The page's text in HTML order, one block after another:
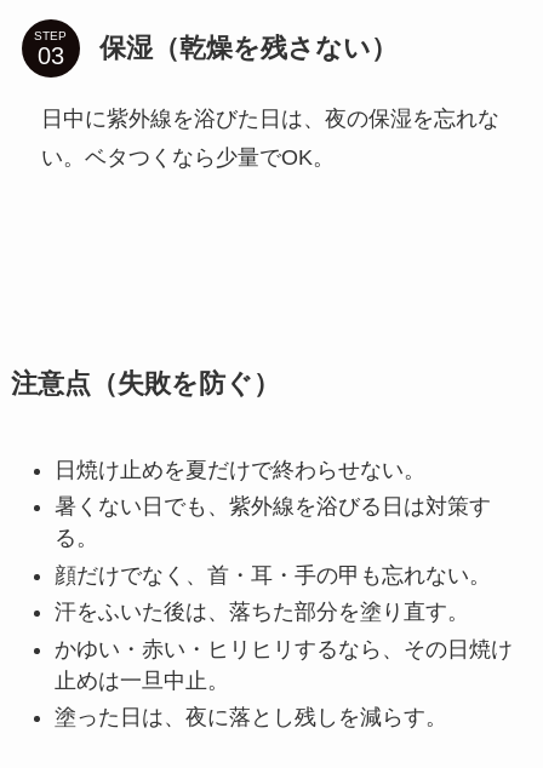
STEP 保湿（乾燥を残さない）
日中に紫外線を浴びた日は、夜の保湿を忘れな
い。ベタつくなら少量でOK。
注意点（失敗を防ぐ）
日焼け止めを夏だけで終わらせない。
暑くない日でも、紫外線を浴びる日は対策す
る。
顔だけでなく、首・耳・手の甲も忘れない。
汗をふいた後は、落ちた部分を塗り直す。
かゆい・赤い・ヒリヒリするなら、その日焼け
止めは一旦中止。
塗った日は、夜に落とし残しを減らす。